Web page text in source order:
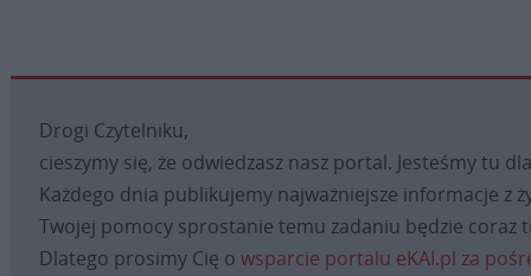
Drogi Czytelniku,
cieszymy się, że odwiedzasz nasz portal. Jesteśmy tu
Każdego dnia publikujemy najważniejsze informacje z
Twojej pomocy sprostanie temu zadaniu będzie coraz
Dlatego prosimy Cię o wsparcie portalu eKAI.pl za